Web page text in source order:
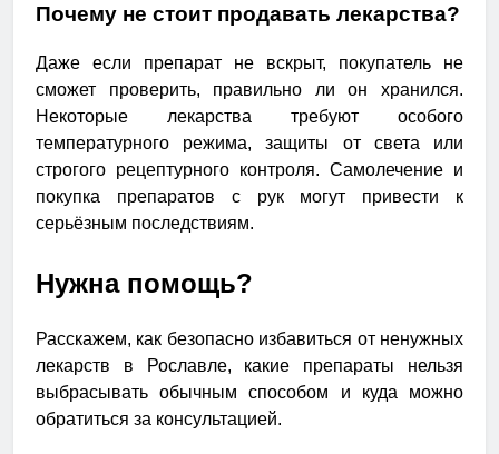
Почему не стоит продавать лекарства?
Даже если препарат не вскрыт, покупатель не
сможет проверить, правильно ли он хранился.
Некоторые лекарства требуют особого
температурного режима, защиты от света или
строгого рецептурного контроля. Самолечение и
покупка препаратов с рук могут привести к
серьёзным последствиям.
Нужна помощь?
Расскажем, как безопасно избавиться от ненужных
лекарств в Рославле, какие препараты нельзя
выбрасывать обычным способом и куда можно
обратиться за консультацией.